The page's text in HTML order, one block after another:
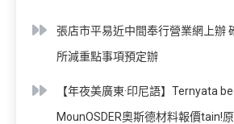
張店市平易近中間奉行營業網上辦
所減重點事項預定辦
【年夜美廣東·印尼語】Ternyata
MounOSDER奧斯德材料報價tain!